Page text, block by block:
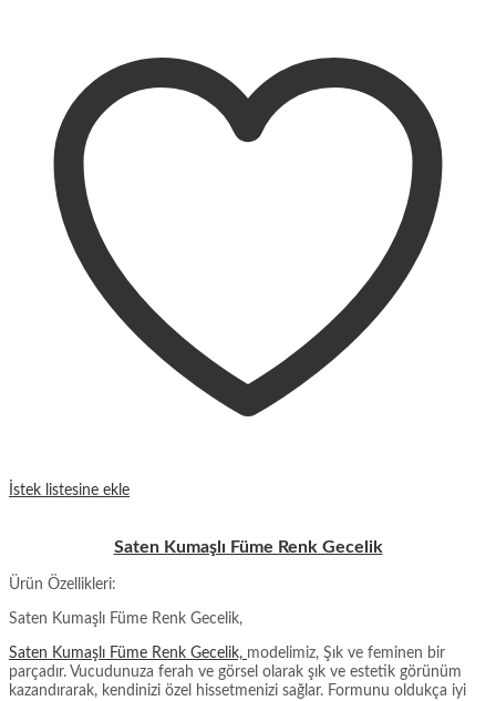
İstek listesine ekle
Saten Kumaşlı Füme Renk Gecelik
Ürün Özellikleri:
Saten Kumaşlı Füme Renk Gecelik,
Saten Kumaşlı Füme Renk Gecelik, modelimiz, Şık ve feminen bir
parçadır. Vucudunuza ferah ve görsel olarak şık ve estetik görünüm
kazandırarak, kendinizi özel hissetmenizi sağlar. Formunu oldukça iyi